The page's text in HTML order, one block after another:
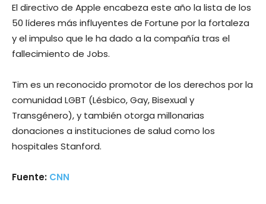
El directivo de Apple encabeza este año la lista de los
50 líderes más influyentes de Fortune por la fortaleza
y el impulso que le ha dado a la compañía tras el
fallecimiento de Jobs.
Tim es un reconocido promotor de los derechos por la
comunidad LGBT (Lésbico, Gay, Bisexual y
Transgénero), y también otorga millonarias
donaciones a instituciones de salud como los
hospitales Stanford.
Fuente: CNN